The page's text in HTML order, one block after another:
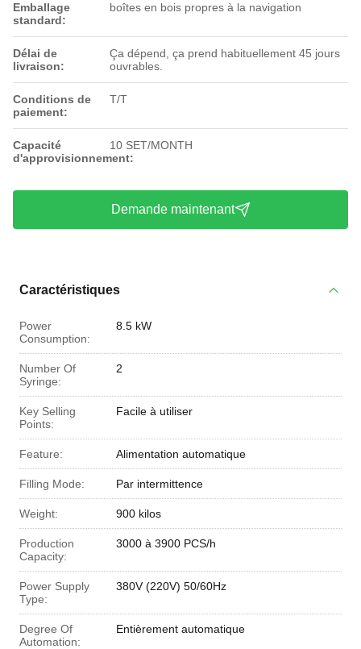
Emballage
standard:
boîtes en bois propres à la navigation
Délai de
livraison:
Ça dépend, ça prend habituellement 45 jours
ouvrables.
Conditions de
paiement:
T/T
Capacité
d'approvisionnement:
10 SET/MONTH
Demande maintenant
Caractéristiques
Power
Consumption:
8.5 kW
Number Of
Syringe:
2
Key Selling
Points:
Facile à utiliser
Feature: Alimentation automatique
Filling Mode: Par intermittence
Weight: 900 kilos
Production
Capacity:
3000 à 3900 PCS/h
Power Supply
Type:
380V (220V) 50/60Hz
Degree Of
Automation:
Entièrement automatique